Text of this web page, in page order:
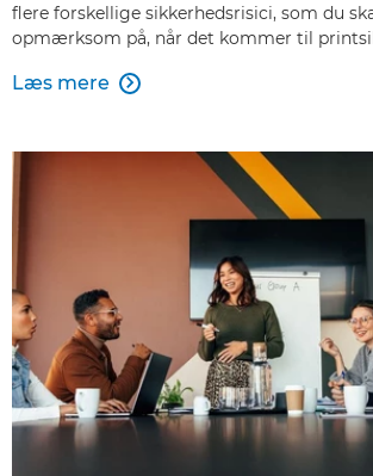
flere forskellige sikkerhedsrisici, som du
opmærksom på, når det kommer til
Læs mere 